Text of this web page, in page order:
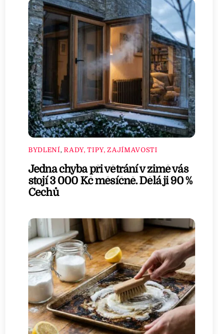
BYDLENÍ,RADY, TIPY, ZAJÍMAVOSTI
Jedna chyba při větrání v zimě vás
stojí 3 000 Kč měsíčně. Dělá ji 90 %
Čechů